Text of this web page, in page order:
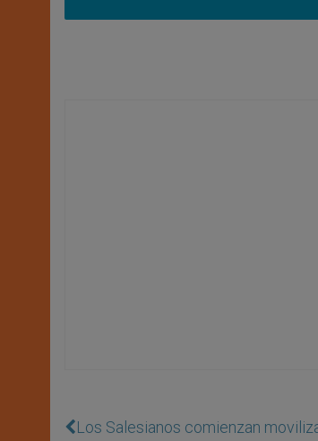
Los Salesianos comienzan